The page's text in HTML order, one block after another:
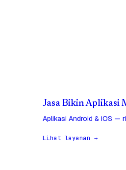
Jasa Bikin Aplikasi
Aplikasi Android & iOS —
Lihat layanan →